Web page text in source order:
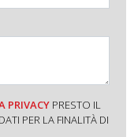
PRIVACYPRESTO IL
PER LA FINALITÀ DI